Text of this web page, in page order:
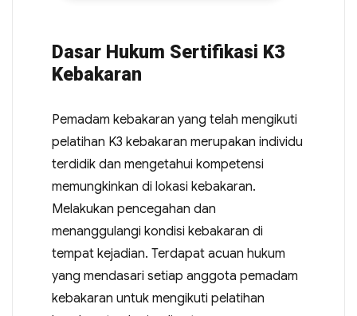
Dasar Hukum Sertifikasi K3
Kebakaran
Pemadam kebakaran yang telah mengikuti
pelatihan K3 kebakaran merupakan individu
terdidik dan mengetahui kompetensi
memungkinkan di lokasi kebakaran.
Melakukan pencegahan dan
menanggulangi kondisi kebakaran di
tempat kejadian. Terdapat acuan hukum
yang mendasari setiap anggota pemadam
kebakaran untuk mengikuti pelatihan